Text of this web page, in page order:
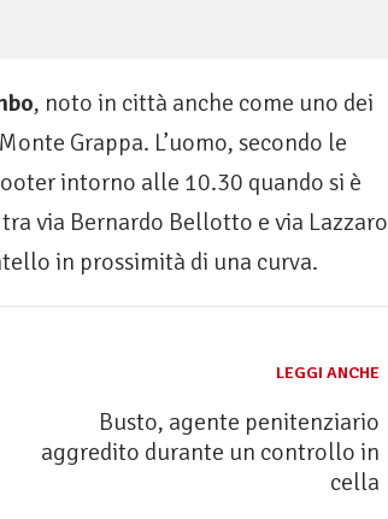
, noto in città anche come uno dei
Grappa. L’uomo, secondo le
intorno alle 10.30 quando si è
via Bernardo Bellotto e via Lazzaro
in prossimità di una curva.
LEGGI ANCHE
Busto, agente penitenziario
aggredito durante un controllo in
cella